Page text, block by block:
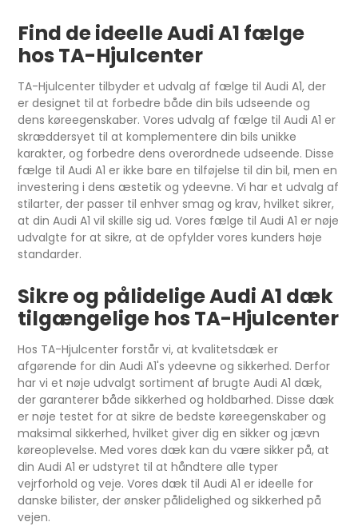
Find de ideelle Audi A1 fælge
hos TA-Hjulcenter
TA-Hjulcenter tilbyder et udvalg af fælge til Audi A1, der
er designet til at forbedre både din bils udseende og
dens køreegenskaber. Vores udvalg af fælge til Audi A1 er
skræddersyet til at komplementere din bils unikke
karakter, og forbedre dens overordnede udseende. Disse
fælge til Audi A1 er ikke bare en tilføjelse til din bil, men en
investering i dens æstetik og ydeevne. Vi har et udvalg af
stilarter, der passer til enhver smag og krav, hvilket sikrer,
at din Audi A1 vil skille sig ud. Vores fælge til Audi A1 er nøje
udvalgte for at sikre, at de opfylder vores kunders høje
standarder.
Sikre og pålidelige Audi A1 dæk
tilgængelige hos TA-Hjulcenter
Hos TA-Hjulcenter forstår vi, at kvalitetsdæk er
afgørende for din Audi A1's ydeevne og sikkerhed. Derfor
har vi et nøje udvalgt sortiment af brugte Audi A1 dæk,
der garanterer både sikkerhed og holdbarhed. Disse dæk
er nøje testet for at sikre de bedste køreegenskaber og
maksimal sikkerhed, hvilket giver dig en sikker og jævn
køreoplevelse. Med vores dæk kan du være sikker på, at
din Audi A1 er udstyret til at håndtere alle typer
vejrforhold og veje. Vores dæk til Audi A1 er ideelle for
danske bilister, der ønsker pålidelighed og sikkerhed på
vejen.